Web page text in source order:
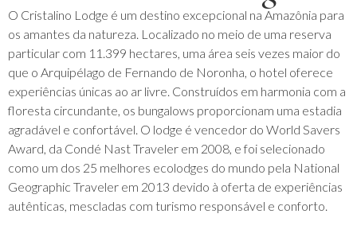
O Cristalino Lodge é um destino excepcional na Amazônia para
os amantes da natureza. Localizado no meio de uma reserva
particular com 11.399 hectares, uma área seis vezes maior do
que o Arquipélago de Fernando de Noronha, o hotel oferece
experiências únicas ao ar livre. Construídos em harmonia com a
floresta circundante, os bungalows proporcionam uma estadia
agradável e confortável. O lodge é vencedor do World Savers
Award, da Condé Nast Traveler em 2008, e foi selecionado
como um dos 25 melhores ecolodges do mundo pela National
Geographic Traveler em 2013 devido à oferta de experiências
autênticas, mescladas com turismo responsável e conforto.